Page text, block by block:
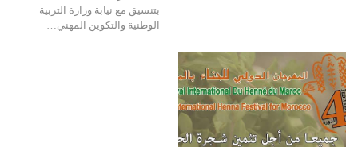
بتنسيق مع نيابة وزارة التربية
الوطنية والتكوين المهني…